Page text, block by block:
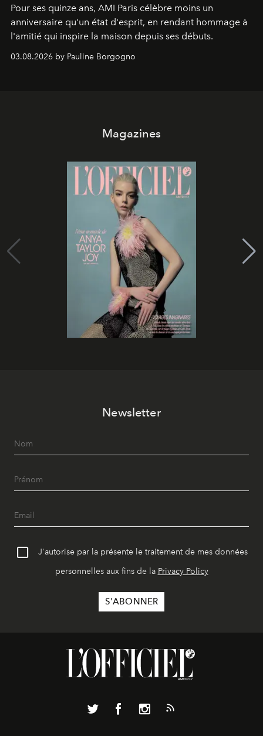
Pour ses quinze ans, AMI Paris célèbre moins un
anniversaire qu'un état d'esprit, en rendant hommage à
l'amitié qui inspire la maison depuis ses débuts.
03.08.2026 by Pauline Borgogno
Magazines
Newsletter
J'autorise par la présente le traitement de mes données
personnelles aux fins de la Privacy Policy